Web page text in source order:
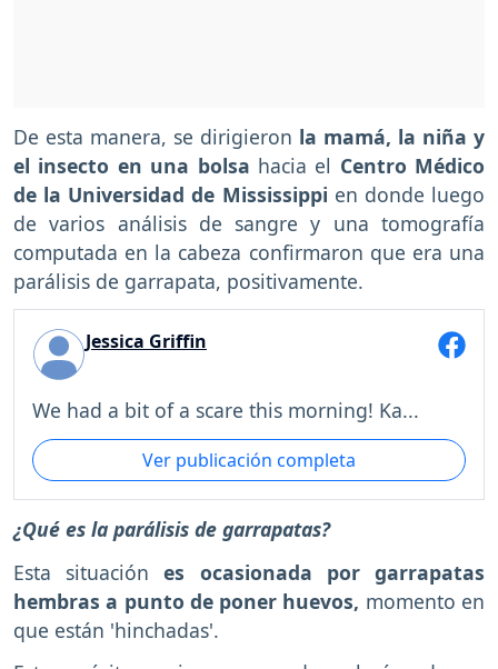
De esta manera, se dirigieron la mamá, la niña y
el insecto en una bolsa hacia el Centro Médico
de la Universidad de Mississippi en donde luego
de varios análisis de sangre y una tomografía
computada en la cabeza confirmaron que era una
parálisis de garrapata, positivamente.
Jessica Griffin
We had a bit of a scare this morning! Ka...
Ver publicación completa
¿Qué es la parálisis de garrapatas?
Esta situaciónes ocasionada por garrapatas
hembras a punto de poner huevos, momento en
que están 'hinchadas'.